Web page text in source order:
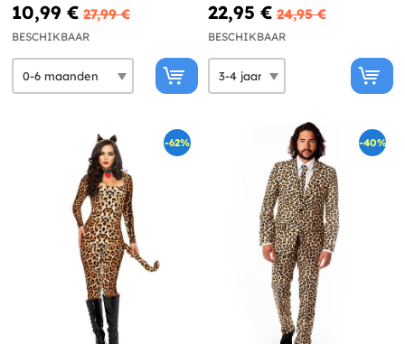
10,99 € 27,99 €
BESCHIKBAAR
22,95 € 24,95 €
BESCHIKBAAR
-62% -40%